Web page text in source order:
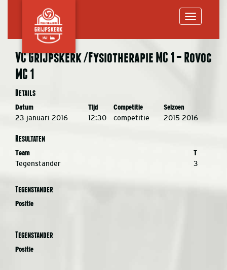
VC Grijpskerk /Fysiotherapie MC 1 – Rovoc
MC 1
Details
Datum Tijd Competitie Seizoen
23 januari 2016 12:30 competitie 2015-2016
Resultaten
Team T
Tegenstander 3
Tegenstander
Positie
Tegenstander
Positie